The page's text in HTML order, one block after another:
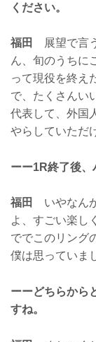
ください。
福田
展望で言
ん、旬のうちに
って現役を終え
で、たくさんい
代表して、外国
やらしていただ
ーー1R終了後、
福田
いやなん
よ、すごい楽し
ででこのリング
僕は思っていま
ーーどちらから
すね。